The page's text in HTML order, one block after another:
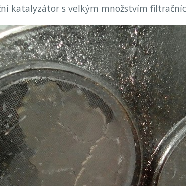
katalyzátor s velkým množstvím